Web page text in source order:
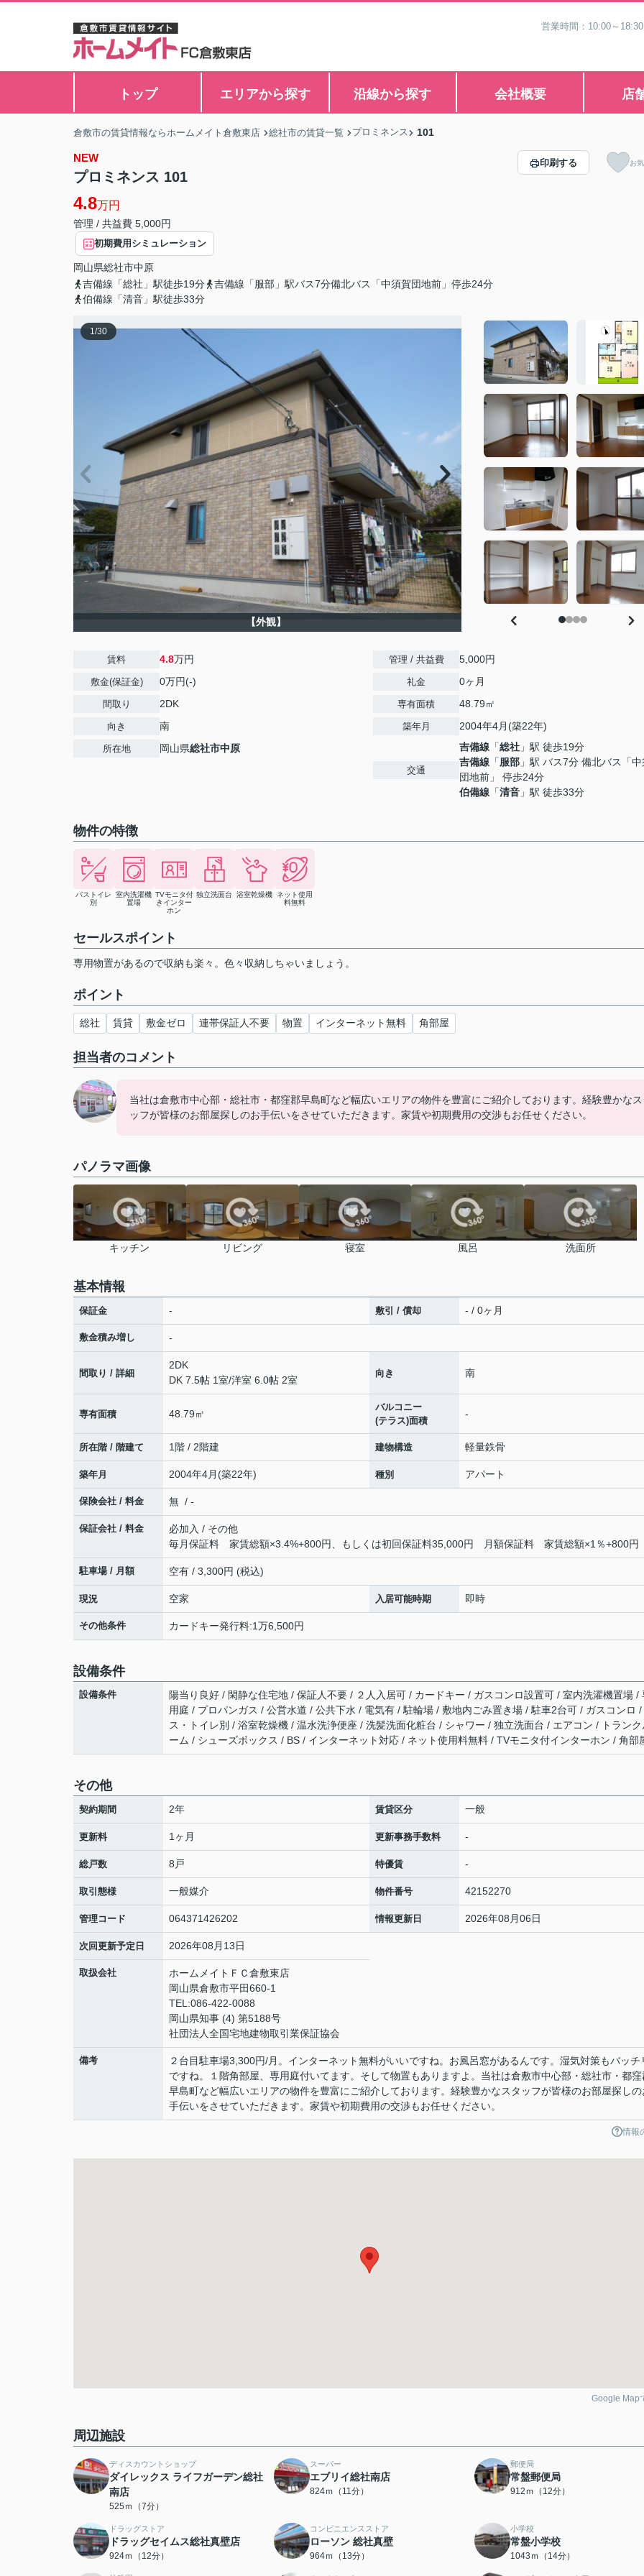
営業時間：10:00～
トップ エリアから探す 沿線から探す 会社概要 店
倉敷市の賃貸情報ならホームメイト倉敷東店 総社市の賃貸一覧 プロミネンス 101
NEW
プロミネンス 101
4.8万円
管理 / 共益費 5,000円
初期費用シミュレーション
岡山県総社市中原
吉備線「総社」駅徒歩19分
吉備線「服部」駅バス7分備北バス「中須賀団地前」停歩24分
伯備線「清音」駅徒歩33分
印刷する お
1/30
【外観】
賃料 4.8万円
敷金(保証金) 0万円(-)
間取り 2DK
向き 南
所在地 岡山県総社市中原
管理 / 共益費 5,000円
礼金 0ヶ月
専有面積 48.79㎡
築年月 2004年4月(築22年)
交通
吉備線 「総社 」駅 徒歩19分
吉備線 「服部 」駅 バス7分 備北バス「
団地前」 停歩24分
伯備線 「清音 」駅 徒歩33分
物件の特徴
バストイレ
別
室内洗濯機
置場
TVモニタ付
きインター
ホン
独立洗面台 浴室乾燥機 ネット使用
料無料
セールスポイント
専用物置があるので収納も楽々。色々収納しちゃいましょう。
ポイント
総社 賃貸 敷金ゼロ 連帯保証人不要 物置 インターネット無料 角部屋
担当者のコメント
当社は倉敷市中心部・総社市・都窪郡早島町など幅広いエリアの物件を豊富にご紹介しております。経験豊かな
ッフが皆様のお部屋探しのお手伝いをさせていただきます。家賃や初期費用の交渉もお任せください。
パノラマ画像
キッチン リビング 寝室 風呂 洗面所
基本情報
保証金 - 敷引 / 償却 - / 0ヶ月
敷金積み増し -
間取り / 詳細
2DK
DK 7.5帖 1室/洋室 6.0帖 2室
向き 南
専有面積 48.79㎡
バルコニー
(テラス)面積
-
所在階 / 階建て 1階 / 2階建 建物構造 軽量鉄骨
築年月 2004年4月(築22年) 種別 アパート
保険会社 / 料金 無 / -
保証会社 / 料金
必加入 / その他
毎月保証料 家賃総額×3.4%+800円、もしくは初回保証料35,000円 月額保証料 家賃総額×1％+800円
駐車場 / 月額 空有 / 3,300円 (税込)
現況 空家 入居可能時期 即時
その他条件 カードキー発行料:1万6,500円
設備条件
設備条件
陽当り良好 / 閑静な住宅地 / 保証人不要 / ２人入居可 / カードキー / ガスコンロ設置可 / 室内洗濯機置場 /
用庭 / プロパンガス / 公営水道 / 公共下水 / 電気有 / 駐輪場 / 敷地内ごみ置き場 / 駐車2台可 / ガスコンロ /
ス・トイレ別 / 浴室乾燥機 / 温水洗浄便座 / 洗髪洗面化粧台 / シャワー / 独立洗面台 / エアコン / トランク
ーム / シューズボックス / BS / インターネット対応 / ネット使用料無料 / TVモニタ付インターホン / 角部
その他
契約期間 2年 賃貸区分 一般
更新料 1ヶ月 更新事務手数料 -
総戸数 8戸 特優賃 -
取引態様 一般媒介 物件番号 42152270
管理コード 064371426202 情報更新日 2026年08月06日
次回更新予定日 2026年08月13日
取扱会社
ホームメイトＦＣ倉敷東店
岡山県倉敷市平田660-1
TEL:086-422-0088
岡山県知事 (4) 第5188号
社団法人全国宅地建物取引業保証協会
備考
２台目駐車場3,300円/月。インターネット無料がいいですね。お風呂窓があるんです。湿気対策もバッチ
ですね。１階角部屋、専用庭付いてます。そして物置もありますよ。当社は倉敷市中心部・総社市・都窪
早島町など幅広いエリアの物件を豊富にご紹介しております。経験豊かなスタッフが皆様のお部屋探しの
手伝いをさせていただきます。家賃や初期費用の交渉もお任せください。
情報
Google Map
周辺施設
ディスカウントショップ
ダイレックス ライフガーデン総社
南店
525ｍ（7分）
スーパー
エブリイ総社南店
824ｍ（11分）
郵便局
常盤郵便局
912ｍ（12分）
ドラッグストア
ドラッグセイムス総社真壁店
924ｍ（12分）
コンビニエンスストア
ローソン 総社真壁
964ｍ（13分）
小学校
常盤小学校
1043ｍ（14分）